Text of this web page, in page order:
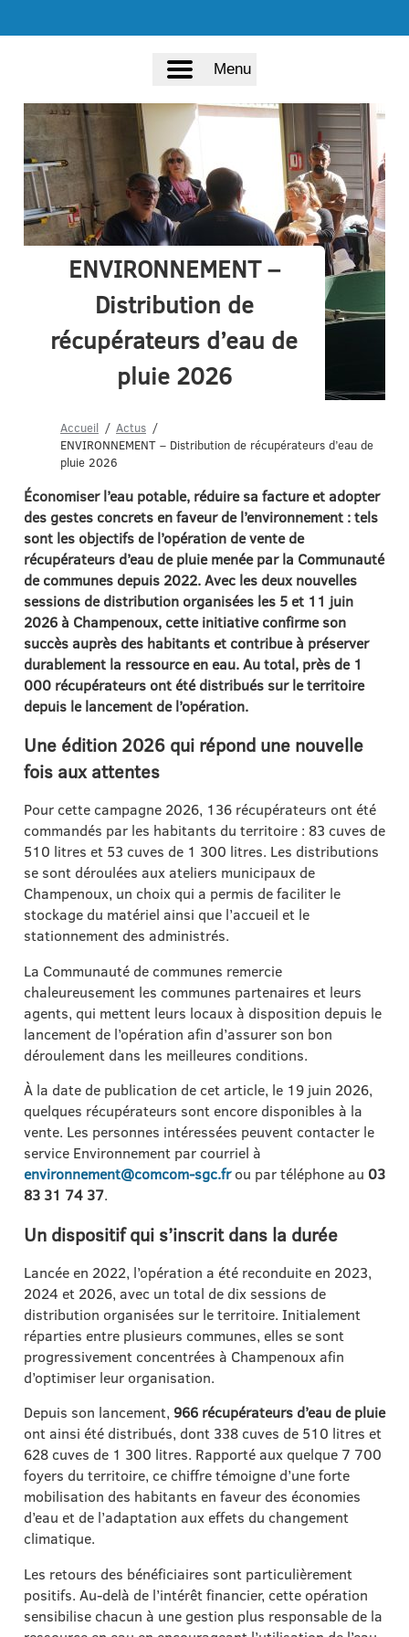
Menu
ENVIRONNEMENT –
Distribution de
récupérateurs d’eau de
pluie 2026
Accueil
Actus
ENVIRONNEMENT – Distribution de récupérateurs d’eau de
pluie 2026
Économiser l’eau potable, réduire sa facture et adopter
des gestes concrets en faveur de l’environnement : tels
sont les objectifs de l’opération de vente de
récupérateurs d’eau de pluie menée par la Communauté
de communes depuis 2022. Avec les deux nouvelles
sessions de distribution organisées les 5 et 11 juin
2026 à Champenoux, cette initiative confirme son
succès auprès des habitants et contribue à préserver
durablement la ressource en eau. Au total, près de 1
000 récupérateurs ont été distribués sur le territoire
depuis le lancement de l’opération.
Une édition 2026 qui répond une nouvelle
fois aux attentes
Pour cette campagne 2026, 136 récupérateurs ont été
commandés par les habitants du territoire : 83 cuves de
510 litres et 53 cuves de 1 300 litres. Les distributions
se sont déroulées aux ateliers municipaux de
Champenoux, un choix qui a permis de faciliter le
stockage du matériel ainsi que l’accueil et le
stationnement des administrés.
La Communauté de communes remercie
chaleureusement les communes partenaires et leurs
agents, qui mettent leurs locaux à disposition depuis le
lancement de l’opération afin d’assurer son bon
déroulement dans les meilleures conditions.
À la date de publication de cet article, le 19 juin 2026,
quelques récupérateurs sont encore disponibles à la
vente. Les personnes intéressées peuvent contacter le
service Environnement par courriel à
environnement@comcom-sgc.frou par téléphone au 03
83 31 74 37.
Un dispositif qui s’inscrit dans la durée
Lancée en 2022, l’opération a été reconduite en 2023,
2024 et 2026, avec un total de dix sessions de
distribution organisées sur le territoire. Initialement
réparties entre plusieurs communes, elles se sont
progressivement concentrées à Champenoux afin
d’optimiser leur organisation.
Depuis son lancement, 966 récupérateurs d’eau de pluie
ont ainsi été distribués, dont 338 cuves de 510 litres et
628 cuves de 1 300 litres. Rapporté aux quelque 7 700
foyers du territoire, ce chiffre témoigne d’une forte
mobilisation des habitants en faveur des économies
d’eau et de l’adaptation aux effets du changement
climatique.
Les retours des bénéficiaires sont particulièrement
positifs. Au-delà de l’intérêt financier, cette opération
sensibilise chacun à une gestion plus responsable de la